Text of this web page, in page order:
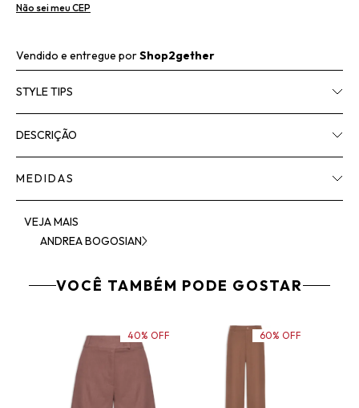
Não sei meu CEP
Vendido e entregue porShop2gether
STYLE TIPS
DESCRIÇÃO
MEDIDAS
VEJA MAIS
ANDREA BOGOSIAN
VOCÊ TAMBÉM PODE GOSTAR
40% OFF 60% OFF